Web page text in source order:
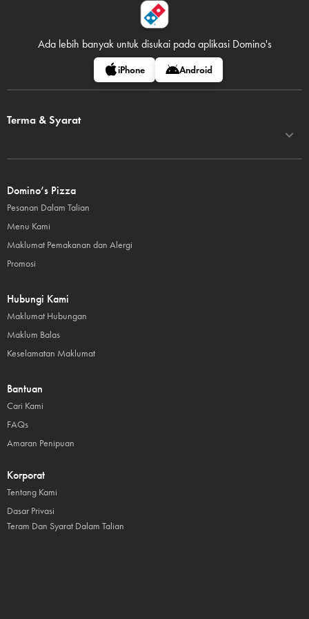
Ada lebih banyak untuk disukai pada aplikasi Domino's
iPhone Android
Terma & Syarat
Domino’s Pizza
Pesanan Dalam Talian
Menu Kami
Maklumat Pemakanan dan Alergi
Promosi
Hubungi Kami
Maklumat Hubungan
Maklum Balas
Keselamatan Maklumat
Bantuan
Cari Kami
FAQs
Amaran Penipuan
Korporat
Tentang Kami
Dasar Privasi
Teram Dan Syarat Dalam Talian